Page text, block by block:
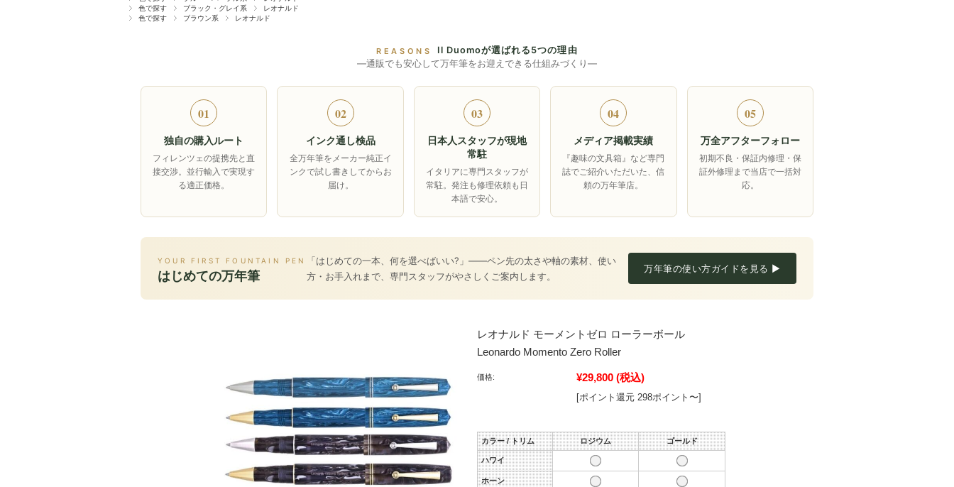
色で探す
ブラック・グレイ系
レオナルド
色で探す
ブラウン系 レオナルド
REASONS Il Duomoが選ばれる5つの理由
―通販でも安心して万年筆をお迎えできる仕組みづくり―
01
独自の購入ルート
フィレンツェの提携先と直
接交渉。並行輸入で実現す
る適正価格。
02
インク通し検品
全万年筆をメーカー純正イ
ンクで試し書きしてからお
届け。
03
日本人スタッフが現地
常駐
イタリアに専門スタッフが
常駐。発注も修理依頼も日
本語で安心。
04
メディア掲載実績
『趣味の文具箱』など専門
誌でご紹介いただいた、信
頼の万年筆店。
05
万全アフターフォロー
初期不良・保証内修理・保
証外修理まで当店で一括対
応。
YOUR FIRST FOUNTAIN PEN
はじめての万年筆
「はじめての一本、何を選べばいい?」――ペン先の太さや軸の素材、使い
方・お手入れまで、専門スタッフがやさしくご案内します。
万年筆の使い方ガイドを見る ▶
レオナルド モーメントゼロ ローラーボール
Leonardo Momento Zero Roller
価格: ¥29,800 (税込)
[ポイント還元 298ポイント〜]
カラー / トリム ロジウム ゴールド
ハワイ
ホーン